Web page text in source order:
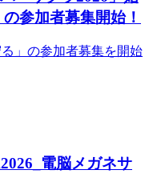
参加者募集開始！
」の参加者募集を開始
電脳メガネサ